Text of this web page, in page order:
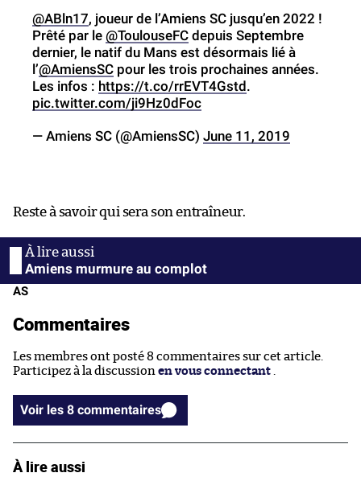
@ABln17, joueur de l’Amiens SC jusqu’en 2022 !
Prêté par le @ToulouseFC depuis Septembre
dernier, le natif du Mans est désormais lié à
l’@AmiensSC pour les trois prochaines années.
Les infos : https://t.co/rrEVT4Gstd.
pic.twitter.com/ji9Hz0dFoc
— Amiens SC (@AmiensSC) June 11, 2019
Reste à savoir qui sera son entraîneur.
Amiens murmure au complot
AS
Commentaires
Les membres ont posté 8 commentaires sur cet article.
Participez à la discussion en vous connectant
Voir les 8 commentaires
À lire aussi